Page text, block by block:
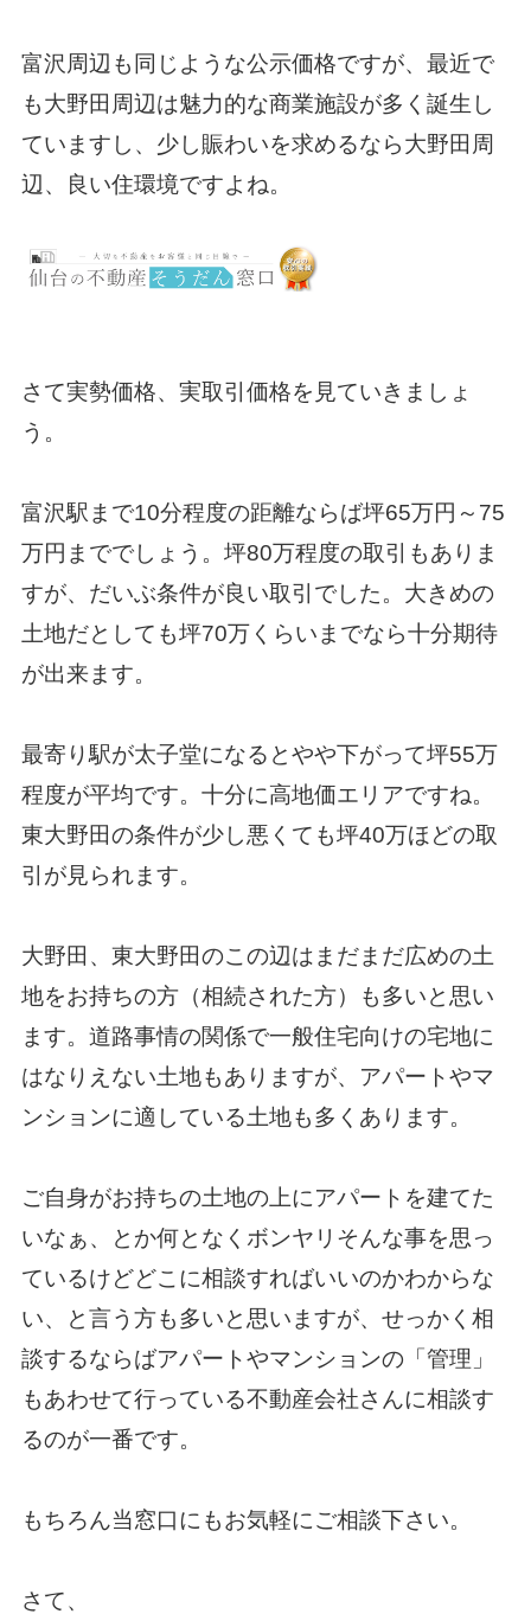
富沢周辺も同じような公示価格ですが、最近で
も大野田周辺は魅力的な商業施設が多く誕生し
ていますし、少し賑わいを求めるなら大野田周
辺、良い住環境ですよね。
さて実勢価格、実取引価格を見ていきましょ
う。
富沢駅まで10分程度の距離ならば坪65万円～75
万円まででしょう。坪80万程度の取引もありま
すが、だいぶ条件が良い取引でした。大きめの
土地だとしても坪70万くらいまでなら十分期待
が出来ます。
最寄り駅が太子堂になるとやや下がって坪55万
程度が平均です。十分に高地価エリアですね。
東大野田の条件が少し悪くても坪40万ほどの取
引が見られます。
大野田、東大野田のこの辺はまだまだ広めの土
地をお持ちの方（相続された方）も多いと思い
ます。道路事情の関係で一般住宅向けの宅地に
はなりえない土地もありますが、アパートやマ
ンションに適している土地も多くあります。
ご自身がお持ちの土地の上にアパートを建てた
いなぁ、とか何となくボンヤリそんな事を思っ
ているけどどこに相談すればいいのかわからな
い、と言う方も多いと思いますが、せっかく相
談するならばアパートやマンションの「管理」
もあわせて行っている不動産会社さんに相談す
るのが一番です。
もちろん当窓口にもお気軽にご相談下さい。
さて、